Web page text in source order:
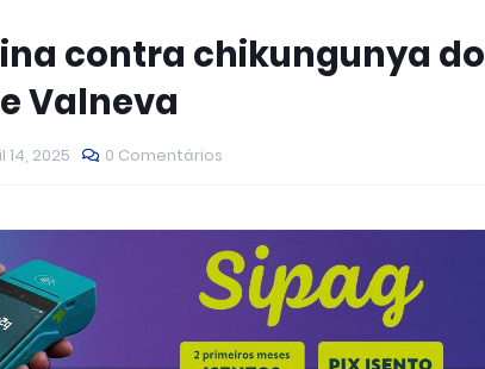
contra chikungunya do
Valneva
2025 0 Comentários